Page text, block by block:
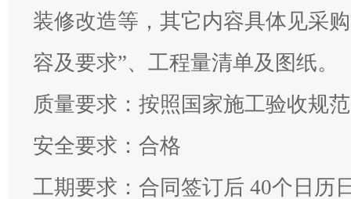
装修改造等，其它内容具体见采
容及要求”、工程量清单及图纸。
质量要求 ： 按照国家施工验收规
安全要求 ： 合格
工期要求 ： 合同签订后 40个日历